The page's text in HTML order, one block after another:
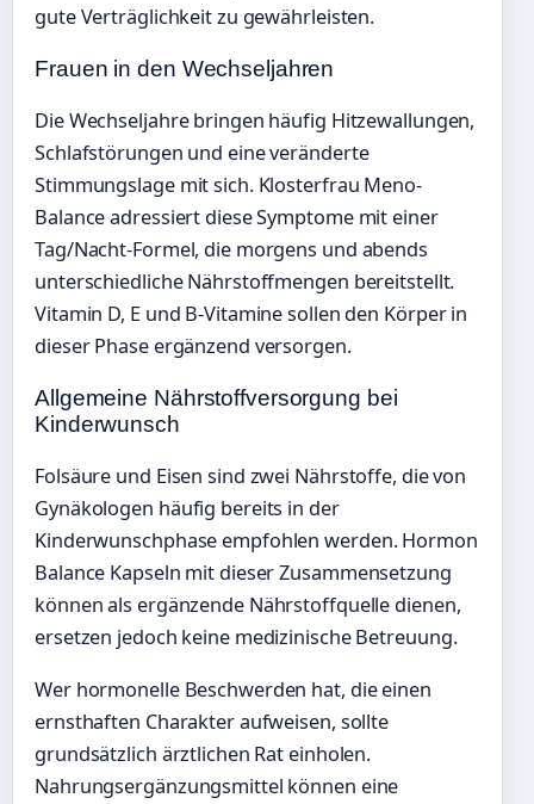
gute Verträglichkeit zu gewährleisten.
Frauen in den Wechseljahren
Die Wechseljahre bringen häufig Hitzewallungen,
Schlafstörungen und eine veränderte
Stimmungslage mit sich. Klosterfrau Meno-
Balance adressiert diese Symptome mit einer
Tag/Nacht-Formel, die morgens und abends
unterschiedliche Nährstoffmengen bereitstellt.
Vitamin D, E und B-Vitamine sollen den Körper in
dieser Phase ergänzend versorgen.
Allgemeine Nährstoffversorgung bei
Kinderwunsch
Folsäure und Eisen sind zwei Nährstoffe, die von
Gynäkologen häufig bereits in der
Kinderwunschphase empfohlen werden. Hormon
Balance Kapseln mit dieser Zusammensetzung
können als ergänzende Nährstoffquelle dienen,
ersetzen jedoch keine medizinische Betreuung.
Wer hormonelle Beschwerden hat, die einen
ernsthaften Charakter aufweisen, sollte
grundsätzlich ärztlichen Rat einholen.
Nahrungsergänzungsmittel können eine